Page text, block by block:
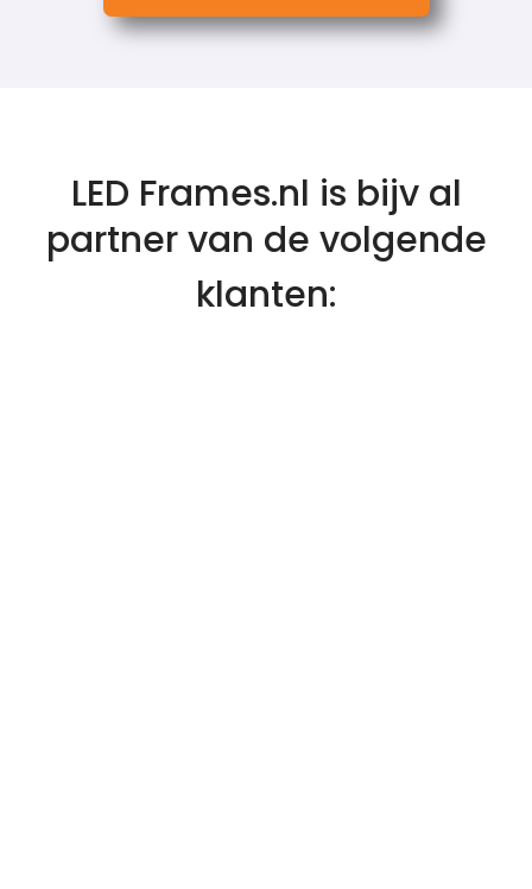
LED Frames.nl is bijv al
partner van de volgende
klanten: